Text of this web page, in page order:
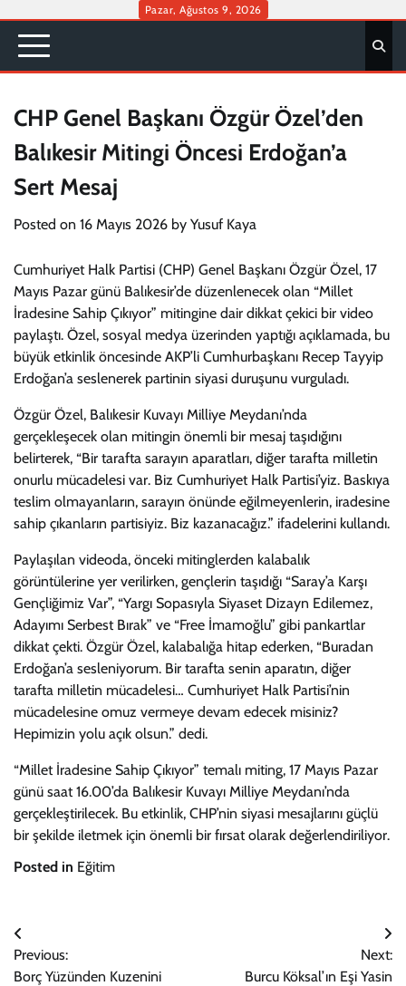
content
Pazar, Ağustos 9, 2026
CHP Genel Başkanı Özgür Özel’den
Balıkesir Mitingi Öncesi Erdoğan’a
Sert Mesaj
Posted on 16 Mayıs 2026 by Yusuf Kaya
Cumhuriyet Halk Partisi (CHP) Genel Başkanı Özgür Özel, 17
Mayıs Pazar günü Balıkesir’de düzenlenecek olan “Millet
İradesine Sahip Çıkıyor” mitingine dair dikkat çekici bir video
paylaştı. Özel, sosyal medya üzerinden yaptığı açıklamada, bu
büyük etkinlik öncesinde AKP’li Cumhurbaşkanı Recep Tayyip
Erdoğan’a seslenerek partinin siyasi duruşunu vurguladı.
Özgür Özel, Balıkesir Kuvayı Milliye Meydanı’nda
gerçekleşecek olan mitingin önemli bir mesaj taşıdığını
belirterek, “Bir tarafta sarayın aparatları, diğer tarafta milletin
onurlu mücadelesi var. Biz Cumhuriyet Halk Partisi’yiz. Baskıya
teslim olmayanların, sarayın önünde eğilmeyenlerin, iradesine
sahip çıkanların partisiyiz. Biz kazanacağız.” ifadelerini kullandı.
Paylaşılan videoda, önceki mitinglerden kalabalık
görüntülerine yer verilirken, gençlerin taşıdığı “Saray’a Karşı
Gençliğimiz Var”, “Yargı Sopasıyla Siyaset Dizayn Edilemez,
Adayımı Serbest Bırak” ve “Free İmamoğlu” gibi pankartlar
dikkat çekti. Özgür Özel, kalabalığa hitap ederken, “Buradan
Erdoğan’a sesleniyorum. Bir tarafta senin aparatın, diğer
tarafta milletin mücadelesi… Cumhuriyet Halk Partisi’nin
mücadelesine omuz vermeye devam edecek misiniz?
Hepimizin yolu açık olsun.” dedi.
“Millet İradesine Sahip Çıkıyor” temalı miting, 17 Mayıs Pazar
günü saat 16.00’da Balıkesir Kuvayı Milliye Meydanı’nda
gerçekleştirilecek. Bu etkinlik, CHP’nin siyasi mesajlarını güçlü
bir şekilde iletmek için önemli bir fırsat olarak değerlendiriliyor.
Posted in Eğitim
Yazı
gezinmesi
Previous:
Borç Yüzünden Kuzenini
Next:
Burcu Köksal’ın Eşi Yasin